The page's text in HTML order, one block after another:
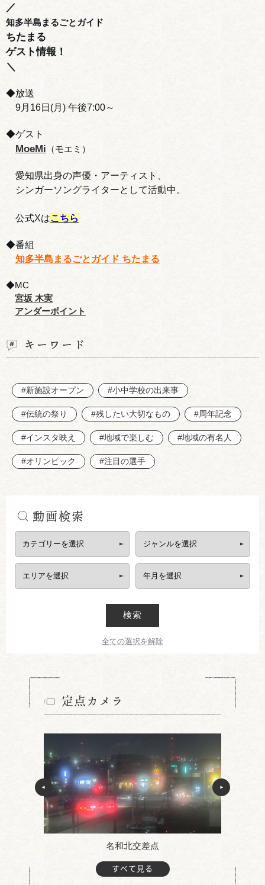
／
知多半島まるごとガイド
ちたまる
ゲスト情報！
＼
◆放送
9月16日(月) 午後7:00～
◆ゲスト
MoeMi （モエミ）
愛知県出身の声優・アーティスト、
シンガーソングライターとして活動中。
公式Xはこちら
◆番組
知多半島まるごとガイド ちたまる
◆MC
宮坂 木実
アンダーポイント
キーワード
#新施設オープン #小中学校の出来事
#伝統の祭り #残したい大切なもの #周年記念
#インスタ映え #地域で楽しむ #地域の有名人
#オリンピック #注目の選手
動画検索
検索
全ての選択を解除
定点カメラ
名和北交差点
すべて見る